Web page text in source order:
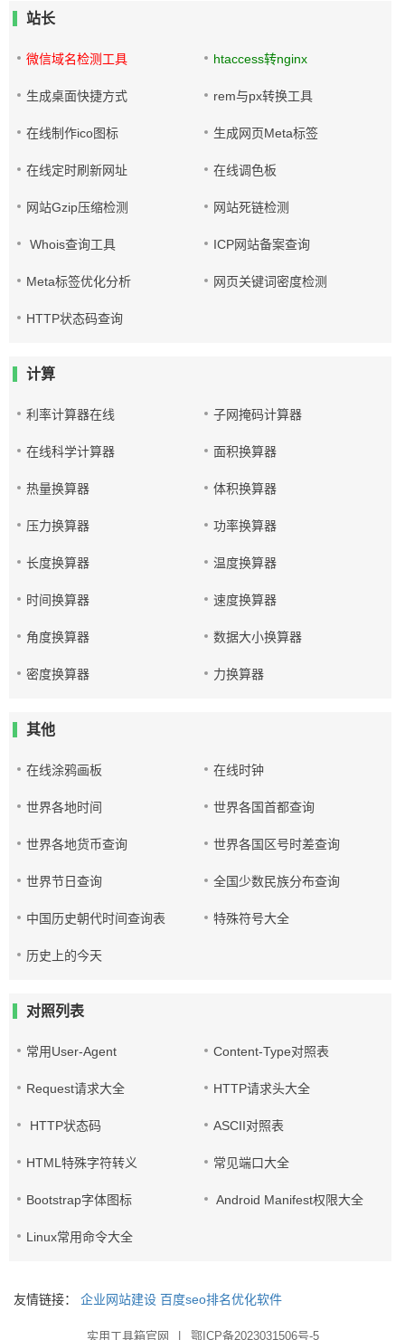
站长
微信域名检测工具 htaccess转nginx
生成桌面快捷方式 rem与px转换工具
在线制作ico图标 生成网页Meta标签
在线定时刷新网址 在线调色板
网站Gzip压缩检测 网站死链检测
Whois查询工具 ICP网站备案查询
Meta标签优化分析 网页关键词密度检测
HTTP状态码查询
计算
利率计算器在线 子网掩码计算器
在线科学计算器 面积换算器
热量换算器 体积换算器
压力换算器 功率换算器
长度换算器 温度换算器
时间换算器 速度换算器
角度换算器 数据大小换算器
密度换算器 力换算器
其他
在线涂鸦画板 在线时钟
世界各地时间 世界各国首都查询
世界各地货币查询 世界各国区号时差查询
世界节日查询 全国少数民族分布查询
中国历史朝代时间查询表 特殊符号大全
历史上的今天
对照列表
常用User-Agent Content-Type对照表
Request请求大全 HTTP请求头大全
HTTP状态码 ASCII对照表
HTML特殊字符转义 常见端口大全
Bootstrap字体图标 Android Manifest权限大全
Linux常用命令大全
友情链接： 企业网站建设 百度seo排名优化软件
实用工具箱官网 鄂ICP备2023031506号-5